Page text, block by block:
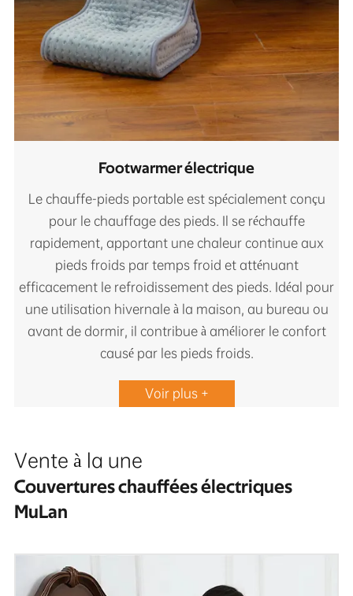
Footwarmer électrique
Le chauffe-pieds portable est spécialement conçu
pour le chauffage des pieds. Il se réchauffe
rapidement, apportant une chaleur continue aux
pieds froids par temps froid et atténuant
efficacement le refroidissement des pieds. Idéal pour
une utilisation hivernale à la maison, au bureau ou
avant de dormir, il contribue à améliorer le confort
causé par les pieds froids.
Voir plus +
Vente à la une
Couvertures chauffées électriques
MuLan